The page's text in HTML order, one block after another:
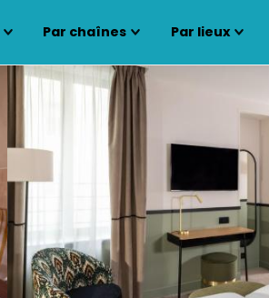
Par chaînes Par lieux